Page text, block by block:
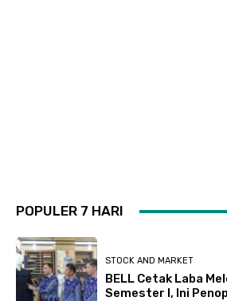
POPULER 7 HARI
STOCK AND MARKET
BELL Cetak Laba
Semester I, Ini